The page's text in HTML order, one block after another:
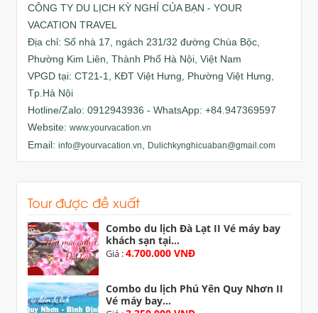
CÔNG TY DU LỊCH KỲ NGHỈ CỦA BẠN - YOUR
VACATION TRAVEL
Địa chỉ: Số nhà 17, ngách 231/32 đường Chùa Bộc,
Phường Kim Liên, Thành Phố Hà Nội, Việt Nam
VPGD tại: CT21-1, KĐT Việt Hưng, Phường Việt Hưng,
Tp.Hà Nội
Hotline/Zalo: 0912943936 - WhatsApp: +84.947369597
Website: www.yourvacation.vn
Email: info@yourvacation.vn Dulichkynghicuaban@gmail.com
Tour được đề xuất
Combo du lịch Đà Lạt II Vé máy bay
khách sạn tại...
Giá :4.700.000 VNĐ
Combo du lịch Phú Yên Quy Nhơn II
Vé máy bay...